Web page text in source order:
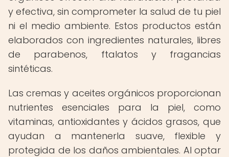
y efectiva, sin comprometer la salud de tu piel
ni el medio ambiente. Estos productos están
elaborados con ingredientes naturales, libres
de parabenos, ftalatos y fragancias
sintéticas.
Las cremas y aceites orgánicos proporcionan
nutrientes esenciales para la piel, como
vitaminas, antioxidantes y ácidos grasos, que
ayudan a mantenerla suave, flexible y
protegida de los daños ambientales. Al optar